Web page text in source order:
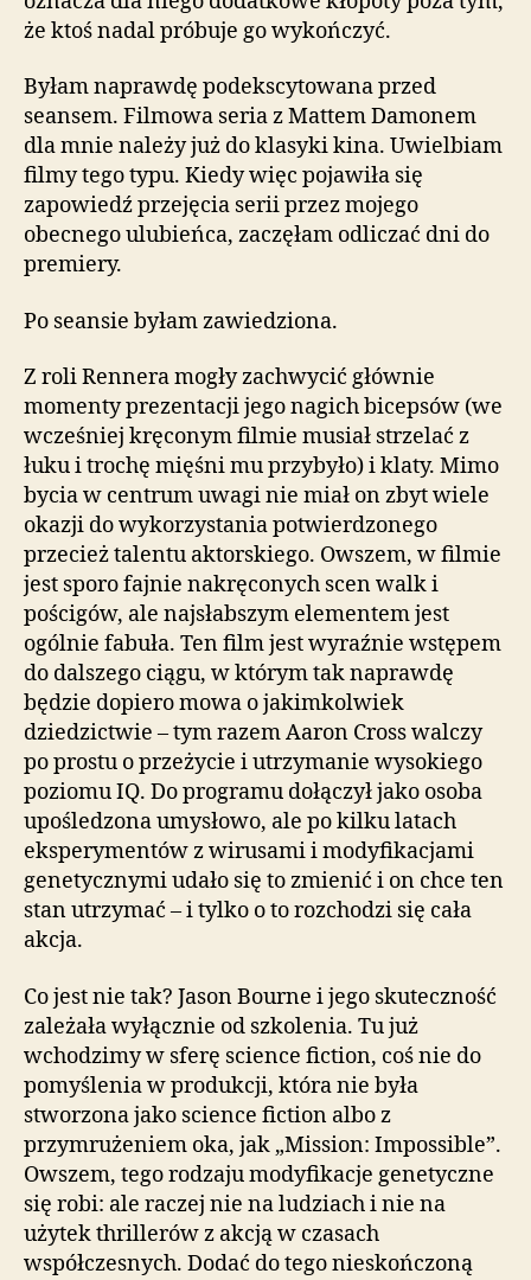
że ktoś nadal próbuje go wykończyć.
Byłam naprawdę podekscytowana przed
seansem. Filmowa seria z Mattem Damonem
dla mnie należy już do klasyki kina. Uwielbiam
filmy tego typu. Kiedy więc pojawiła się
zapowiedź przejęcia serii przez mojego
obecnego ulubieńca, zaczęłam odliczać dni do
premiery.
Po seansie byłam zawiedziona.
Z roli Rennera mogły zachwycić głównie
momenty prezentacji jego nagich bicepsów (we
wcześniej kręconym filmie musiał strzelać z
łuku i trochę mięśni mu przybyło) i klaty. Mimo
bycia w centrum uwagi nie miał on zbyt wiele
okazji do wykorzystania potwierdzonego
przecież talentu aktorskiego. Owszem, w filmie
jest sporo fajnie nakręconych scen walk i
pościgów, ale najsłabszym elementem jest
ogólnie fabuła. Ten film jest wyraźnie wstępem
do dalszego ciągu, w którym tak naprawdę
będzie dopiero mowa o jakimkolwiek
dziedzictwie – tym razem Aaron Cross walczy
po prostu o przeżycie i utrzymanie wysokiego
poziomu IQ. Do programu dołączył jako osoba
upośledzona umysłowo, ale po kilku latach
eksperymentów z wirusami i modyfikacjami
genetycznymi udało się to zmienić i on chce ten
stan utrzymać – i tylko o to rozchodzi się cała
akcja.
Co jest nie tak? Jason Bourne i jego skuteczność
zależała wyłącznie od szkolenia. Tu już
wchodzimy w sferę science fiction, coś nie do
pomyślenia w produkcji, która nie była
stworzona jako science fiction albo z
przymrużeniem oka, jak „Mission: Impossible”.
Owszem, tego rodzaju modyfikacje genetyczne
się robi: ale raczej nie na ludziach i nie na
użytek thrillerów z akcją w czasach
współczesnych. Dodać do tego nieskończoną